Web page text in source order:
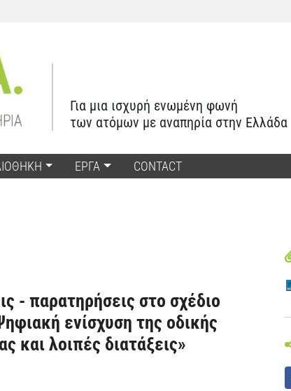
Για μια ισχυρή ενωμένη φωνή
των ατόμων με αναπηρία στην Ελλάδα
ΕΡΓΑ CONTACT
- παρατηρήσεις στο σχέδιο
ενίσχυση της οδικής
και λοιπές διατάξεις»